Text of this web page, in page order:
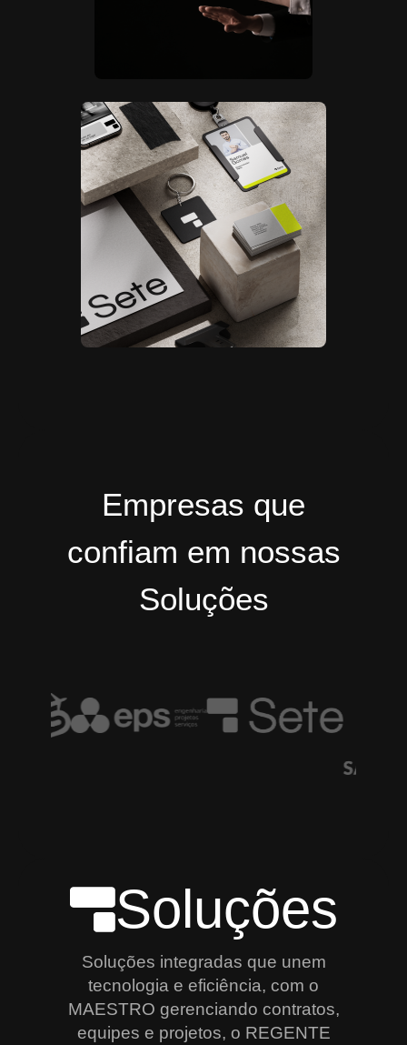
Empresas que
confiam em nossas
Soluções
Soluções
Soluções integradas que unem
tecnologia e eficiência, com o
MAESTRO gerenciando contratos,
equipes e projetos, o REGENTE